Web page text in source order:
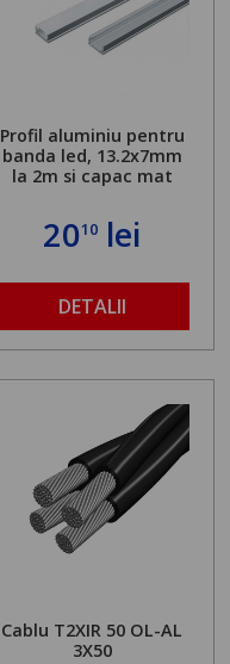
Profil aluminiu pentru
banda led, 13.2x7mm
la 2m si capac mat
2010 lei
DETALII
Cablu T2XIR 50 OL-AL
3X50